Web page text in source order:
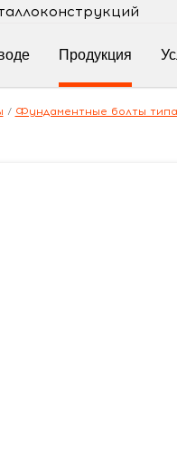
Продукция
/ Фундаментные болты типа